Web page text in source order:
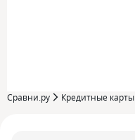
Сравни.ру Кредитные карты